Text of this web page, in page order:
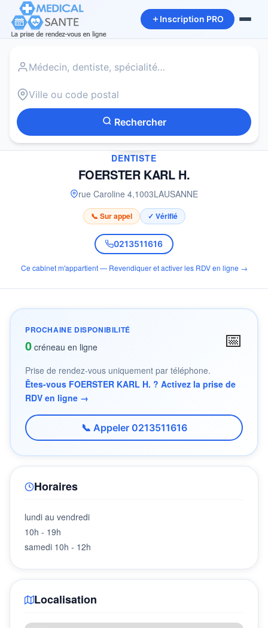
Inscription PRO
Rechercher
✓
DENTISTE
FOERSTER KARL H.
rue Caroline 4,1003LAUSANNE
📞 Sur appel ✓ Vérifié
0213511616
Ce cabinet m'appartient — Revendiquer et activer les RDV en ligne →
PROCHAINE DISPONIBILITÉ
0 créneau en ligne 📅
Prise de rendez-vous uniquement par téléphone.
Êtes-vous FOERSTER KARL H. ? Activez la prise de
RDV en ligne →
📞 Appeler 0213511616
Horaires
lundi au vendredi
10h - 19h
samedi 10h - 12h
Localisation